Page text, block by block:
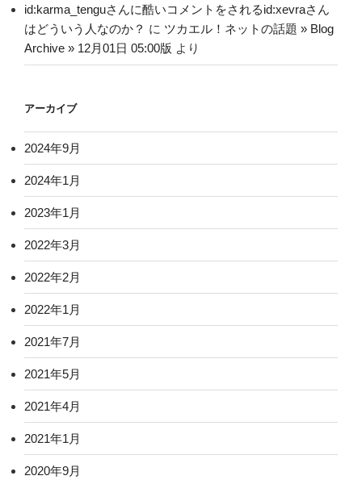
id:karma_tenguさんに酷いコメントをされるid:xevraさん
はどういう人なのか？ に ツカエル！ネットの話題 » Blog
Archive » 12月01日 05:00版 より
アーカイブ
2024年9月
2024年1月
2023年1月
2022年3月
2022年2月
2022年1月
2021年7月
2021年5月
2021年4月
2021年1月
2020年9月